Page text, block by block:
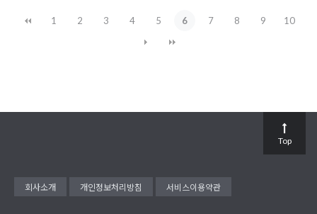
1 2 3 4 5 6 7 8 9 10
회사소개 개인정보처리방침 서비스이용약관
Top